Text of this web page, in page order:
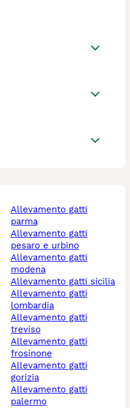
allevamento gatti
parma
allevamento gatti
pesaro e urbino
allevamento gatti
modena
allevamento gatti sicilia
allevamento gatti
lombardia
allevamento gatti
treviso
allevamento gatti
frosinone
allevamento gatti
gorizia
allevamento gatti
palermo